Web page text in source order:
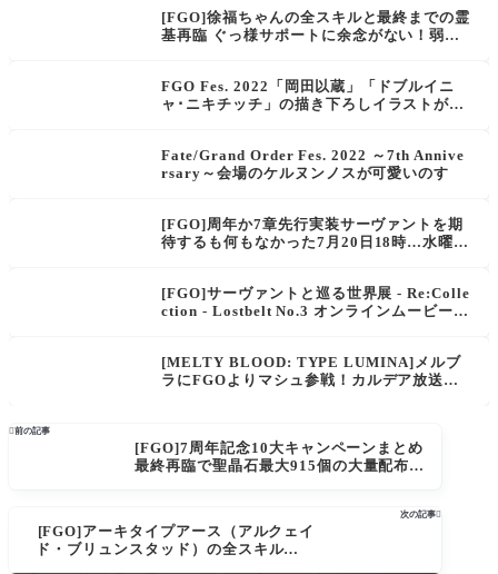
[FGO]徐福ちゃんの全スキルと最終までの霊
基再臨 ぐっ様サポートに余念がない！弱体
FGO Fes. 2022「岡田以蔵」「ドブルイニ
ャ･ニキチッチ」の描き下ろしイラストが公
Fate/Grand Order Fes. 2022 ～7th Annive
rsary～会場のケルヌンノスが可愛いのす
[FGO]周年か7章先行実装サーヴァントを期
待するも何もなかった7月20日18時…水曜何
[FGO]サーヴァントと巡る世界展 - Re:Colle
ction - Lostbelt No.3 オンラインムービー画
[MELTY BLOOD: TYPE LUMINA]メルブ
ラにFGOよりマシュ参戦！カルデア放送局
前の記事
[FGO]7周年記念10大キャンペーンまとめ
最終再臨で聖晶石最大915個の大量配布
追加！倍速時アニメーションが滑らかに
そしてカレスコ配布、福袋はクラス別モ
ルガンがいるバーサーカー２がアツい
次の記事
[FGO]アーキタイプアース（アルクェイ
ド・ブリュンスタッド）の全スキルと最